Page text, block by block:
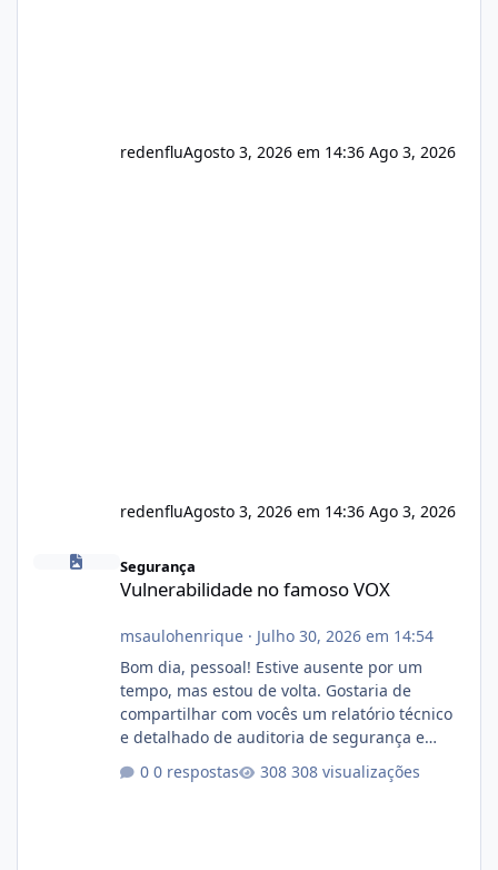
redenfluAgosto 3, 2026 em 14:36 Ago 3, 2026
redenfluAgosto 3, 2026 em 14:36 Ago 3, 2026
Segurança
Vulnerabilidade no famoso VOX
msaulohenrique· Julho 30, 2026 em 14:54
Bom dia, pessoal! Estive ausente por um
tempo, mas estou de volta. Gostaria de
compartilhar com vocês um relatório técnico
e detalhado de auditoria de segurança e
atualmente em circulação e comercialização
0 respostas 308 visualizações